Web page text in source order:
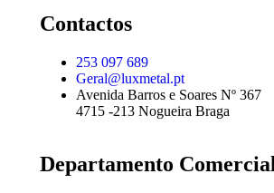
Contactos
253 097 689
Geral@luxmetal.pt
Avenida Barros e Soares Nº 367
4715 -213 Nogueira Braga
Departamento Comercial